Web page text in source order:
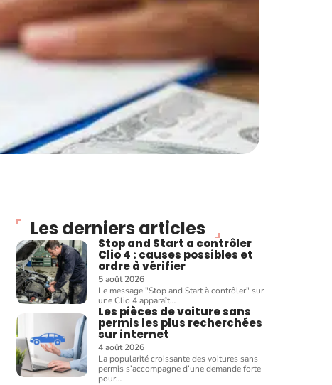
Les derniers articles
Stop and Start a contrôler
Clio 4 : causes possibles et
ordre à vérifier
5 août 2026
Le message "Stop and Start à contrôler" sur
une Clio 4 apparaît…
Les pièces de voiture sans
permis les plus recherchées
sur internet
4 août 2026
La popularité croissante des voitures sans
permis s’accompagne d’une demande forte
pour…